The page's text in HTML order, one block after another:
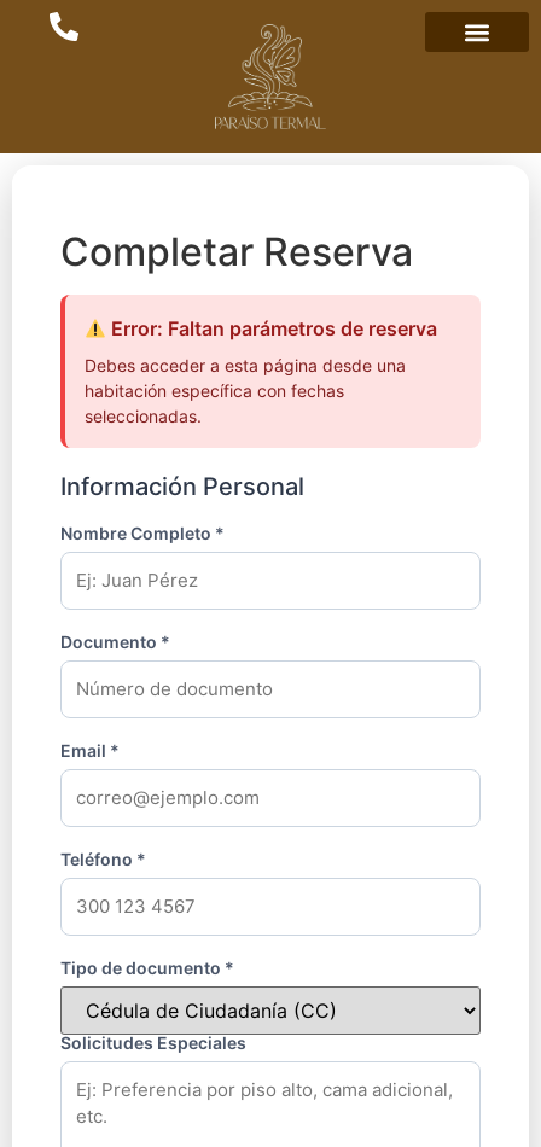
Completar Reserva
Error: Faltan parámetros de reserva
Debes acceder a esta página desde una
habitación específica con fechas
seleccionadas.
Información Personal
Nombre Completo *
Documento *
Email *
Teléfono *
Tipo de documento *
Solicitudes Especiales